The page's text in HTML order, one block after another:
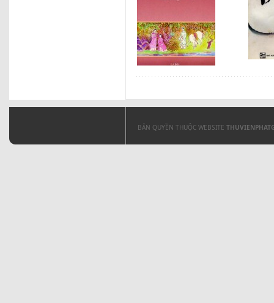
BẢN QUYỀN THUỘC WEBSITE